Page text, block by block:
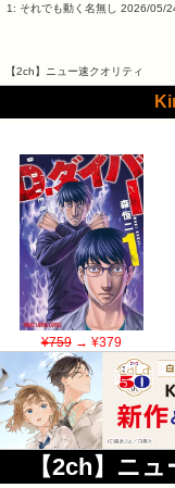
1: それでも動く名無し 2026/05/
【2ch】ニュー速クオリティ
¥759→ ¥379
【2ch】ニ